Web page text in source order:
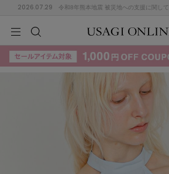
2026.07.29 令和8年熊本地震 被災地への支援に関して
検索
KIDSBABYBEAUTYLIFE STYLE
KIDSBABYBEAUTYLIFE STYLE
E
L N
S T U